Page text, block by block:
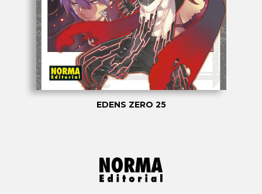
EDENS ZERO 25